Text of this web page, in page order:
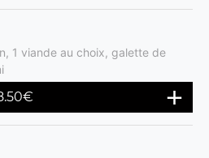
1 viande au choix, galette de
€